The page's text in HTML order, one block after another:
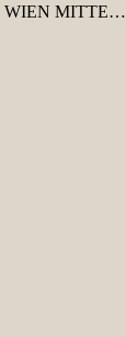
WIEN MITTE…